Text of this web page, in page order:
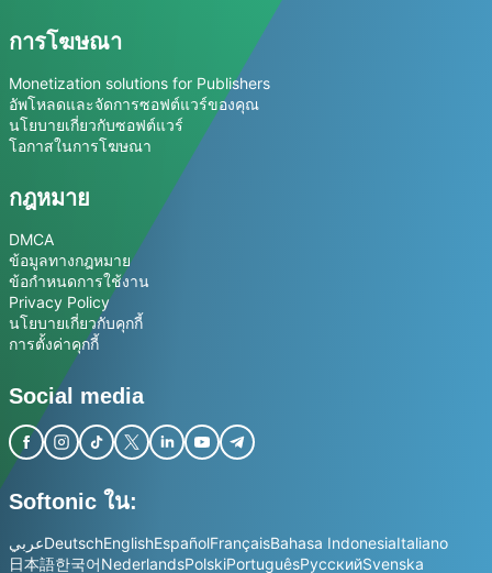
การโฆษณา
Monetization solutions for Publishers
อัพโหลดและจัดการซอฟต์แวร์ของคุณ
นโยบายเกี่ยวกับซอฟต์แวร์
โอกาสในการโฆษณา
กฎหมาย
DMCA
ข้อมูลทางกฎหมาย
ข้อกำหนดการใช้งาน
Privacy Policy
นโยบายเกี่ยวกับคุกกี้
การตั้งค่าคุกกี้
Social media
Softonic ใน:
عربيDeutschEnglishEspañolFrançaisBahasa IndonesiaItaliano
日本語한국어NederlandsPolskiPortuguêsРусскийSvenska